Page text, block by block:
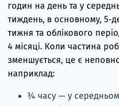
годин на день та у
тиждень, в основному, 5-
тижня та облікового
4 місяці. Коли частина
зменшується, це є
наприклад:
¾ часу — у